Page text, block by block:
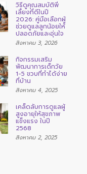
วิธีดูคุณสมบัติพี่
เลี้ยงที่ดีในปี
2026: คู่มือเลือกผู้
ช่วยดูแลลูกน้อยให้
ปลอดภัยและอุ่นใจ
สิงหาคม 3, 2026
กิจกรรมเสริม
พัฒนาการเด็กวัย
1-5 ขวบที่ทำได้ง่าย
ที่บ้าน
สิงหาคม 4, 2025
เคล็ดลับการดูแลผู้
สูงอายุให้สุขภาพ
แข็งแรง ในปี
2568
สิงหาคม 2, 2025